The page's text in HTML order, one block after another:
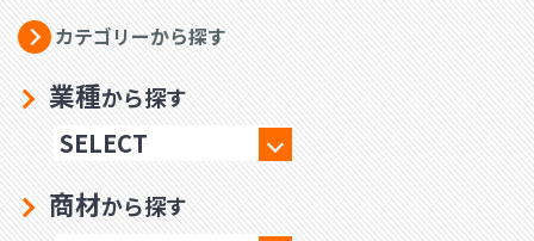
カテゴリーから探す
業種から探す
商材から探す